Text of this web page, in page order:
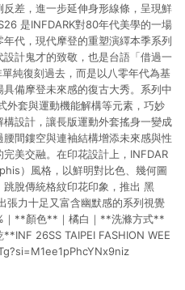
差，進一步延伸身形線條，呈現鮮
是INFDARK對80年代美學的一場
代，現代摩登的重塑演繹本季系列
計鬼才的致敬，也是台語「借過一
純復刻過去，而是以八零年代為基
備摩登未來感的復古大秀。系列中
外套與運動機能解構等元素，巧妙
設計，讓長版運動外套搖身一變成
間鏤空與連袖結構增添未來感與性
美交融。在印花設計上，INFDAR
）風格，以鮮明對比色、幾何圖
脫傳統格紋印花印象，推出 黑
張力十足又富含幽默感的系列視覺
｜**顏色**｜橘白｜**洗滌方式**
**INF 26SS TAIPEI FASHION WEE